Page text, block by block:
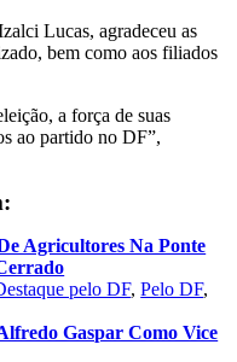
Lucas, agradeceu as
bem como aos filiados
a força de suas
ao partido no DF”,
Agricultores Na Ponte
pelo DF,Pelo DF,
Gaspar Como Vice